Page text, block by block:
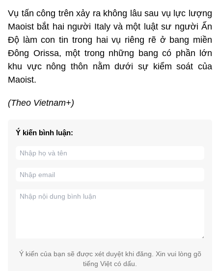
Vụ tấn công trên xảy ra không lâu sau vụ lực lượng
Maoist bắt hai người Italy và một luật sư người Ấn
Độ làm con tin trong hai vụ riêng rẽ ở bang miền
Đông Orissa, một trong những bang có phần lớn
khu vực nông thôn nằm dưới sự kiểm soát của
Maoist.
(Theo Vietnam+)
Ý kiến bình luận:
Ý kiến của bạn sẽ được xét duyệt khi đăng. Xin vui lòng gõ
tiếng Việt có dấu.